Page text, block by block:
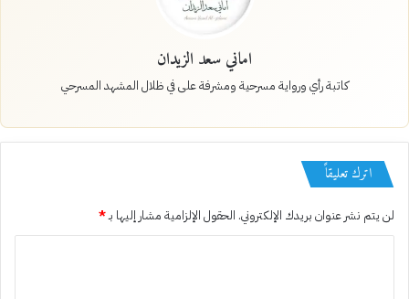
اماني سعد الزيدان
كاتبة رأي ورواية مسرحية ومشرفة على في ظلال المشهد المسرحي
اترك تعليقاً
لن يتم نشر عنوان بريدك الإلكتروني. الحقول الإلزامية مشار إليها بـ*